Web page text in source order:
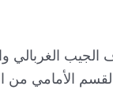
الغربالي
الأمامي